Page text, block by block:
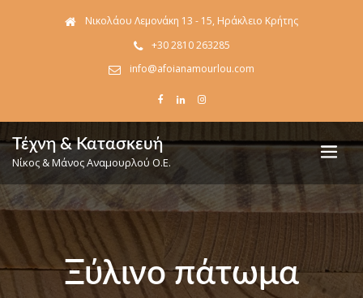
Νικολάου Λεμονάκη 13 - 15, Ηράκλειο Κρήτης
+30 2810 263285
info@afoianamourlou.com
Τέχνη & Κατασκευή
Νίκος & Μάνος Αναμουρλού Ο.Ε.
Ξύλινο πάτωμα